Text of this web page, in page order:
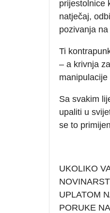
prijestolnice
natječaj,
pozivanja
Ti
– a krivnja
Sa svakim
upaliti u
se to
UKOLIKO
UPLATOM
PORUKE